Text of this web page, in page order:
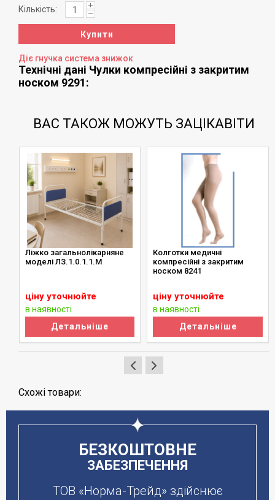
Кількість:
Купити
Діє гнучка система знижок
Технічні дані Чулки компресійні з закритим
носком 9291:
ВАС ТАКОЖ МОЖУТЬ ЗАЦІКАВІТИ
Ліжко загальнолікарняне
моделі ЛЗ.1.0.1.1.М
ціну уточнюйте
в наявності
Детальніше
Колготки медичні
компресійні з закритим
носком 8241
ціну уточнюйте
в наявності
Детальніше
Схожі товари:
БЕЗКОШТОВНЕ
ЗАБЕЗПЕЧЕННЯ
ТОВ «Норма-Трейд» здійснює